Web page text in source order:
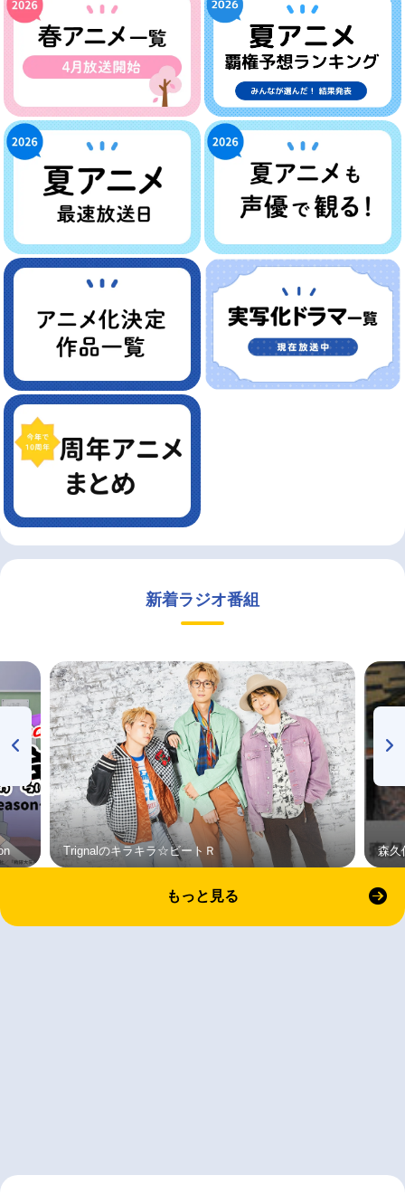
新着ラジオ番組
Trignalのキラキラ☆ビートＲ 森久
もっと見る